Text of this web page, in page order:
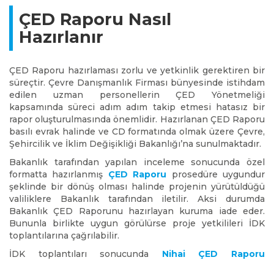
ÇED Raporu Nasıl
Hazırlanır
ÇED Raporu hazırlaması zorlu ve yetkinlik gerektiren bir
süreçtir. Çevre Danışmanlık Firması bünyesinde istihdam
edilen uzman personellerin ÇED Yönetmeliği
kapsamında süreci adım adım takip etmesi hatasız bir
rapor oluşturulmasında önemlidir. Hazırlanan ÇED Raporu
basılı evrak halinde ve CD formatında olmak üzere Çevre,
Şehircilik ve İklim Değişikliği Bakanlığı’na sunulmaktadır.
Bakanlık tarafından yapılan inceleme sonucunda özel
formatta hazırlanmış ÇED Raporu prosedüre uygundur
şeklinde bir dönüş olması halinde projenin yürütüldüğü
valiliklere Bakanlık tarafından iletilir. Aksi durumda
Bakanlık ÇED Raporunu hazırlayan kuruma iade eder.
Bununla birlikte uygun görülürse proje yetkilileri İDK
toplantılarına çağrılabilir.
İDK toplantıları sonucunda Nihai ÇED Raporu